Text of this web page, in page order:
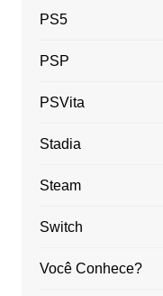
PS5
PSP
PSVita
Stadia
Steam
Switch
Você Conhece?